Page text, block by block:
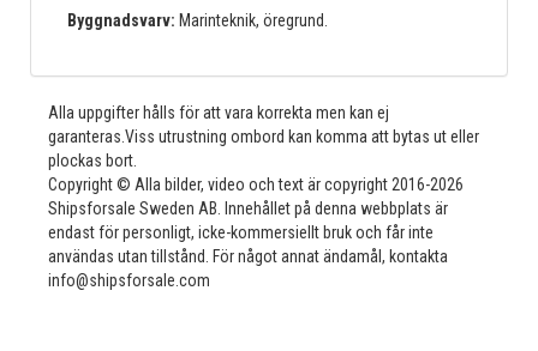
Byggnadsvarv: Marinteknik, öregrund.
Alla uppgifter hålls för att vara korrekta men kan ej
garanteras.Viss utrustning ombord kan komma att bytas ut eller
plockas bort.
Copyright © Alla bilder, video och text är copyright 2016-2026
Shipsforsale Sweden AB. Innehållet på denna webbplats är
endast för personligt, icke-kommersiellt bruk och får inte
användas utan tillstånd. För något annat ändamål, kontakta
info@shipsforsale.com